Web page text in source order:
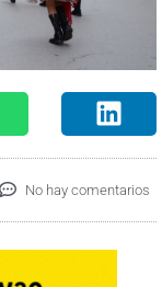
No hay comentarios